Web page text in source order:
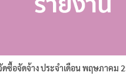
ซื้อจัดจ้าง ประจำเดือน พฤษภาคม